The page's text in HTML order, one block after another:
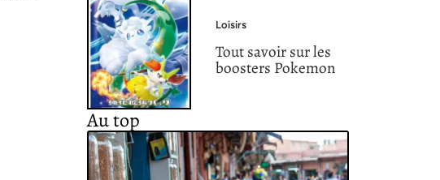
Loisirs
Tout savoir sur les
boosters Pokemon
Au top